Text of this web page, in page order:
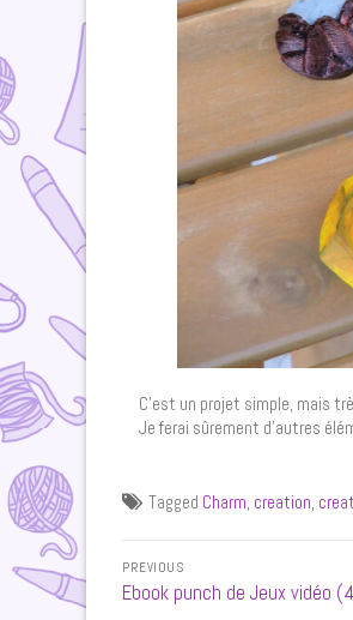
C’est un projet simple, mais
Je ferai sûrement d’autres
Tagged Charm, creation,
Navigation
de
PREVIOUS
Previous
Ebook punch de Jeux vidéo